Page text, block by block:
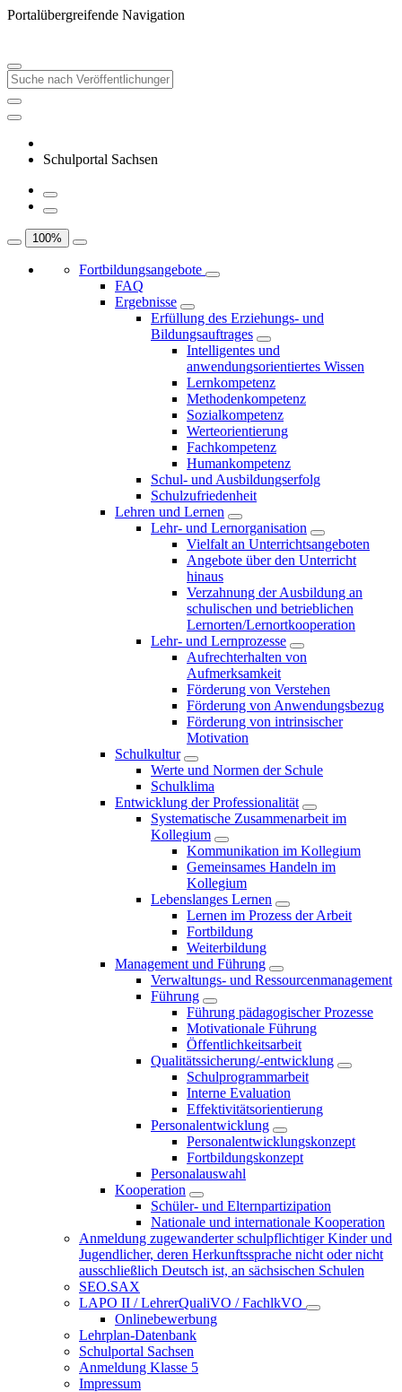
Portalübergreifende Navigation
Schulportal Sachsen
100%
Fortbildungsangebote
FAQ
Ergebnisse
Erfüllung des Erziehungs- und
Bildungsauftrages
Intelligentes und
anwendungsorientiertes Wissen
Lernkompetenz
Methodenkompetenz
Sozialkompetenz
Werteorientierung
Fachkompetenz
Humankompetenz
Schul- und Ausbildungserfolg
Schulzufriedenheit
Lehren und Lernen
Lehr- und Lernorganisation
Vielfalt an Unterrichtsangeboten
Angebote über den Unterricht
hinaus
Verzahnung der Ausbildung an
schulischen und betrieblichen
Lernorten/Lernortkooperation
Lehr- und Lernprozesse
Aufrechterhalten von
Aufmerksamkeit
Förderung von Verstehen
Förderung von Anwendungsbezug
Förderung von intrinsischer
Motivation
Schulkultur
Werte und Normen der Schule
Schulklima
Entwicklung der Professionalität
Systematische Zusammenarbeit im
Kollegium
Kommunikation im Kollegium
Gemeinsames Handeln im
Kollegium
Lebenslanges Lernen
Lernen im Prozess der Arbeit
Fortbildung
Weiterbildung
Management und Führung
Verwaltungs- und Ressourcenmanagement
Führung
Führung pädagogischer Prozesse
Motivationale Führung
Öffentlichkeitsarbeit
Qualitätssicherung/-entwicklung
Schulprogrammarbeit
Interne Evaluation
Effektivitätsorientierung
Personalentwicklung
Personalentwicklungskonzept
Fortbildungskonzept
Personalauswahl
Kooperation
Schüler- und Elternpartizipation
Nationale und internationale Kooperation
Anmeldung zugewanderter schulpflichtiger Kinder und
Jugendlicher, deren Herkunftssprache nicht oder nicht
ausschließlich Deutsch ist, an sächsischen Schulen
SEO.SAX
LAPO II / LehrerQualiVO / FachlkVO
Onlinebewerbung
Lehrplan-Datenbank
Schulportal Sachsen
Anmeldung Klasse 5
Impressum